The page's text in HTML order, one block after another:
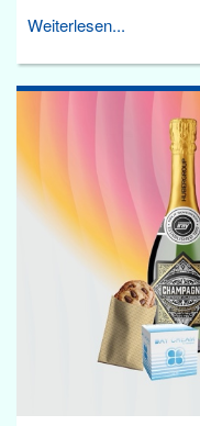
Weiterlesen...